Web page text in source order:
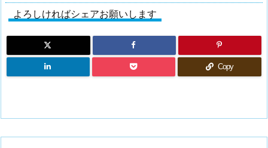
よろしければシェアお願いします
Copy